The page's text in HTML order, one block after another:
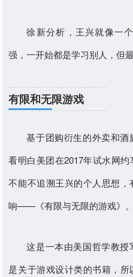
徐新分析，王兴就像一
强，一开始都是学习别人，但
有限和无限游戏
基于团购衍生的外卖和
看明白美团在2017年试水网
不能不追溯王兴的个人思想
响——《有限与无限的游戏》。
这是一本由美国哲学教
是关于游戏设计类的书籍，